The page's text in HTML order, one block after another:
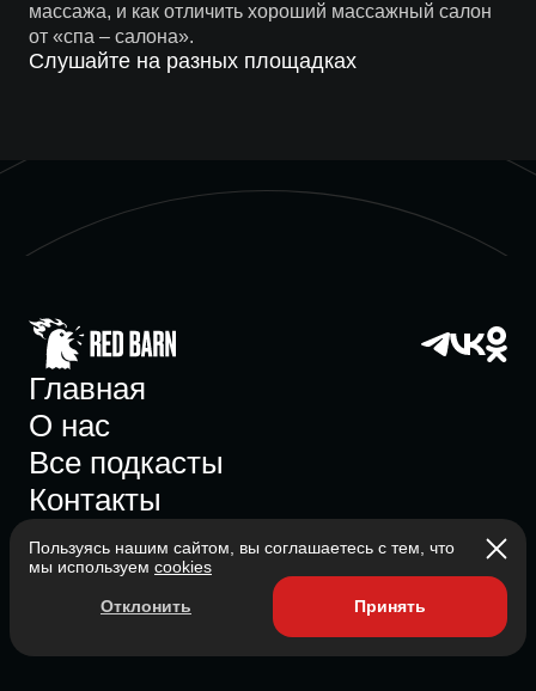
массажа, и как отличить хороший массажный салон
от «спа – салона».
Слушайте на разных площадках
Главная
О нас
Все подкасты
Контакты
Состоит в ассоциации с 2023
Пользуясь нашим сайтом, вы соглашаетесь с тем, что
мы используем cookies
Отклонить Принять